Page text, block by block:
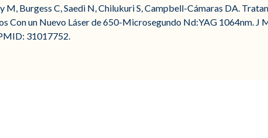
M, Burgess C, Saedi N, Chilukuri S, Campbell-Cámaras DA.
Con un Nuevo Láser de 650-Microsegundo Nd:YAG 1064nm. J
31017752.